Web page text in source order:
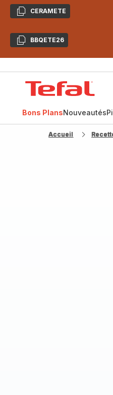
CopierCERAMETE
CopierBBQETE26
Bons PlansNouveautés
Accueil